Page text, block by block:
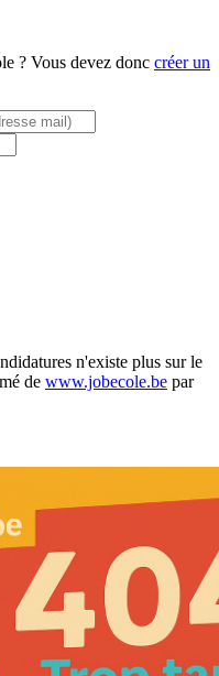
? Vous devez donc créer un
n'existe plus sur le
de www.jobecole.be par